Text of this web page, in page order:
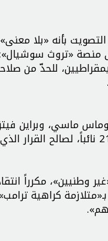
بأنه «بلا
منصة «تروث
للحدّ من
ماسي، وبراين
وطنيين»، مكرراً
كراهية